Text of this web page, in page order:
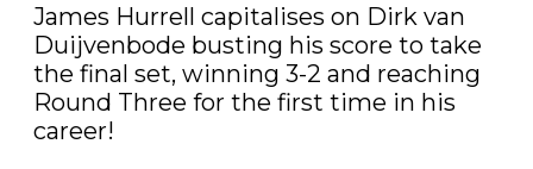
James Hurrell capitalises on Dirk van
Duijvenbode busting his score to take
the final set, winning 3-2 and reaching
Round Three for the first time in his
career!